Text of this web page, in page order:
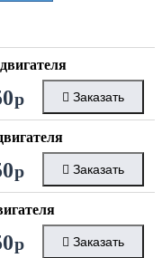
р Заказать
р Заказать
р Заказать